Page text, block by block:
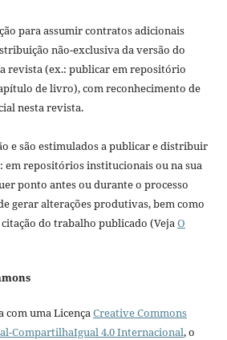
para assumir contratos adicionais
não-exclusiva da versão do
revista (ex.: publicar em repositório
de livro), com reconhecimento de
nesta revista.
e são estimulados a publicar e distribuir
em repositórios institucionais ou na sua
ponto antes ou durante o processo
gerar alterações produtivas, bem como
do trabalho publicado (VejaO
com uma LicençaCreative Commons
CompartilhaIgual 4.0 Internacional, o